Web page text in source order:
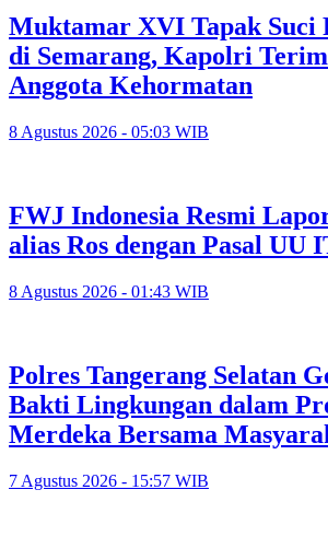
Muktamar XVI Tapak Suci
di Semarang, Kapolri
Anggota Kehormatan
8 Agustus 2026 - 05:03 WIB
FWJ Indonesia Resmi
alias Ros dengan Pasal UU
8 Agustus 2026 - 01:43 WIB
Polres Tangerang Selatan
Bakti Lingkungan dalam
Merdeka Bersama
7 Agustus 2026 - 15:57 WIB